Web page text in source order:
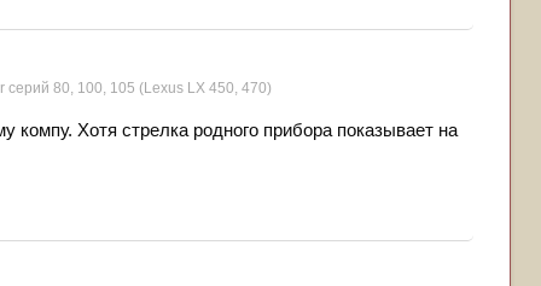
серий 80, 100, 105 (Lexus LX 450, 470)
компу. Хотя стрелка родного прибора показывает на